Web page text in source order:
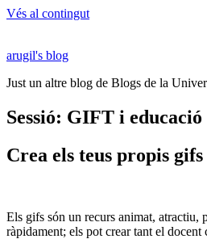
Vés al contingut
arugil's blog
Just un altre blog de Blogs de la
Sessió: GIFT i educació
Crea els teus propis
Els gifs són un recurs animat, atractiu,
ràpidament; els pot crear tant el docent